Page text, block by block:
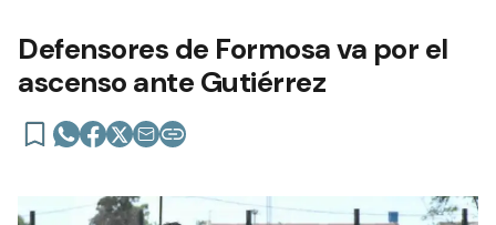
Defensores de Formosa va por el
ascenso ante Gutiérrez